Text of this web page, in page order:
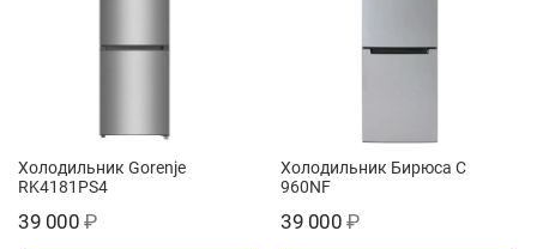
Холодильник Gorenje
RK4181PS4
39 000 ₽
Холодильник Бирюса C
960NF
39 000 ₽